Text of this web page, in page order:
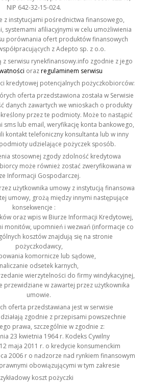
NIP 642-32-15-024.
z instytucjami pośrednictwa finansowego,
systemami afiliacyjnymi w celu umożliwienia
porównania ofert produktów finansowych
z Adepto sp. z o.o.
z serwisu rynekfinansowy.info zgodnie z jego
orazregulaminem serwisu
kredytowej potencjalnych pożyczkobiorców:
oferta przedstawiona została w Serwisie
danych zawartych we wnioskach o produkty
przez te podmioty. Może to nastąpić
sms lub email, weryfikację konta bankowego,
kontakt telefoniczny konsultanta lub w inny
udzielające pożyczek sposób.
stosownej zgody zdolność kredytowa
może również zostać zweryfikowana w
Informacji Gospodarczej.
użytkownika umowy z instytucją finansowa
umowy, grożą między innymi następujące
konsekwencje :
oraz wpis w Biurze Informacji Kredytowej,
monitów, upomnień i wezwań (informacje co
kosztów znajdują się na stronie
pożyczkodawcy,
komornicze lub sądowe,
naliczanie odsetek karnych,
wierzytelności do firmy windykacyjnej,
przewidziane w zawartej przez użytkownika
umowie.
oferta przedstawiana jest w serwisie
zgodnie z przepisami powszechnie
prawa, szczególnie w zgodnie z:
23 kwietnia 1964 r. Kodeks Cywilny
maja 2011 r. o kredycie konsumenckim
2006 r o nadzorze nad rynkiem finansowym
obowiązującymi w tym zakresie
koszt pożyczki